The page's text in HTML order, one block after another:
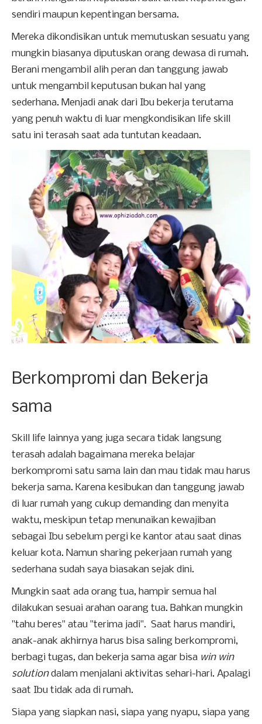
sendiri maupun kepentingan bersama.
Mereka dikondisikan untuk memutuskan sesuatu yang
mungkin biasanya diputuskan orang dewasa di rumah.
Berani mengambil alih peran dan tanggung jawab
untuk mengambil keputusan bukan hal yang
sederhana. Menjadi anak dari Ibu bekerja terutama
yang penuh waktu di luar mengkondisikan life skill
satu ini terasah saat ada tuntutan keadaan.
Berkompromi dan Bekerja
sama
Skill life lainnya yang juga secara tidak langsung
terasah adalah bagaimana mereka belajar
berkompromi satu sama lain dan mau tidak mau harus
bekerja sama. Karena kesibukan dan tanggung jawab
di luar rumah yang cukup demanding dan menyita
waktu, meskipun tetap menunaikan kewajiban
sebagai Ibu sebelum pergi ke kantor atau saat dinas
keluar kota. Namun sharing pekerjaan rumah yang
sederhana sudah saya biasakan sejak dini.
Mungkin saat ada orang tua, hampir semua hal
dilakukan sesuai arahan oarang tua. Bahkan mungkin
"tahu beres" atau "terima jadi". Saat harus mandiri,
anak-anak akhirnya harus bisa saling berkompromi,
berbagi tugas, dan bekerja sama agar bisa win win
solutiondalam menjalani aktivitas sehari-hari. Apalagi
saat Ibu tidak ada di rumah.
Siapa yang siapkan nasi, siapa yang nyapu, siapa yang